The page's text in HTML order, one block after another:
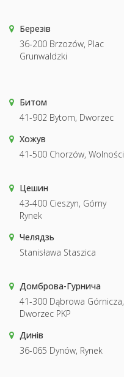
Березів
36-200 Brzozów, Plac
Grunwaldzki
Битом
41-902 Bytom, Dworzec
Хожув
41-500 Chorzów, Wolności
Цешин
43-400 Cieszyn, Górny
Rynek
Челядзь
Stanisława Staszica
Домброва-Гурнича
41-300 Dąbrowa Górnicza,
Dworzec PKP
Динів
36-065 Dynów, Rynek